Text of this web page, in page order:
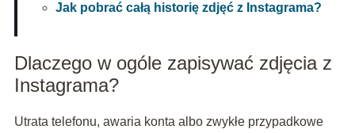
Jak pobrać całą historię zdjęć z Instagrama?
Dlaczego w ogóle zapisywać zdjęcia z
Instagrama?
Utrata telefonu, awaria konta albo zwykłe przypadkowe